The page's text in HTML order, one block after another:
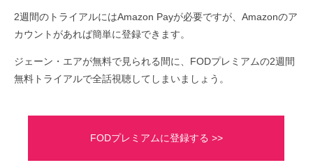
2週間のトライアルにはAmazon Payが必要ですが、Amazonのア
カウントがあれば簡単に登録できます。
ジェーン・エアが無料で見られる間に、FODプレミアムの2週間
無料トライアルで全話視聴してしまいましょう。
FODプレミアムに登録する >>